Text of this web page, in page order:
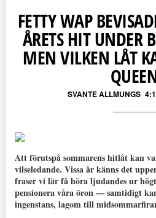
FETTY WAP
ÅRETS HIT UNDER
MEN VILKEN LÅT
SVANTE ALLMUNGS
Att förutspå sommarens hitlåt kan
vilseledande. Vissa år känns det
fraser vi lär få höra ljudandes ur
pensionera våra öron — samtidigt
ingenstans, lagom till